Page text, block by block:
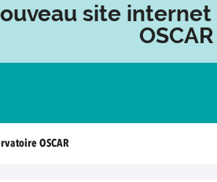
site
OSCAR
OSCAR